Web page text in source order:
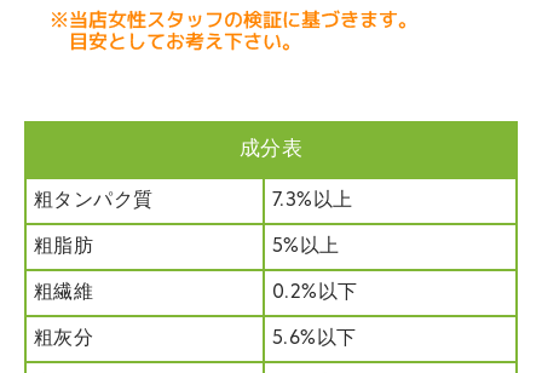
成分表
粗タンパク質 7.3%以上
粗脂肪 5%以上
粗繊維 0.2%以下
粗灰分 5.6%以下